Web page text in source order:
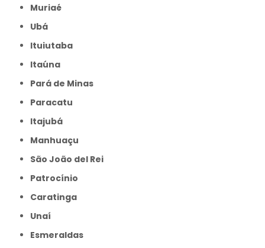
Muriaé
Ubá
Ituiutaba
Itaúna
Pará de Minas
Paracatu
Itajubá
Manhuaçu
São João del Rei
Patrocínio
Caratinga
Unaí
Esmeraldas